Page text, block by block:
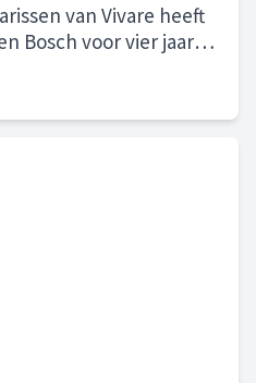
van Vivare heeft
Bosch voor vier jaar te